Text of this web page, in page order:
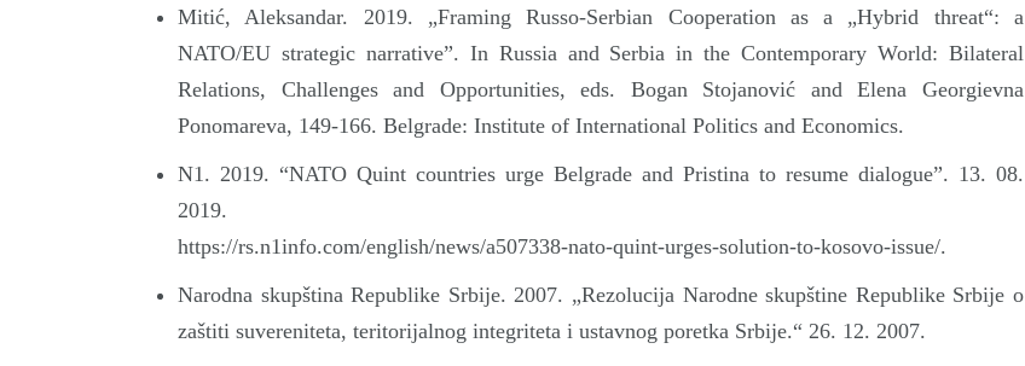
Mitić, Aleksandar. 2019. „Framing Russo-Serbian Cooperation as a „Hybrid threat“: a
NATO/EU strategic narrative”. In Russia and Serbia in the Contemporary World: Bilateral
Relations, Challenges and Opportunities, eds. Bogan Stojanović and Elena Georgievna
Ponomareva, 149-166. Belgrade: Institute of International Politics and Economics.
N1. 2019. “NATO Quint countries urge Belgrade and Pristina to resume dialogue”. 13. 08.
2019.
https://rs.n1info.com/english/news/a507338-nato-quint-urges-solution-to-kosovo-issue/.
Narodna skupština Republike Srbije. 2007. „Rezolucija Narodne skupštine Republike Srbije o
zaštiti suvereniteta, teritorijalnog integriteta i ustavnog poretka Srbije.“ 26. 12. 2007.